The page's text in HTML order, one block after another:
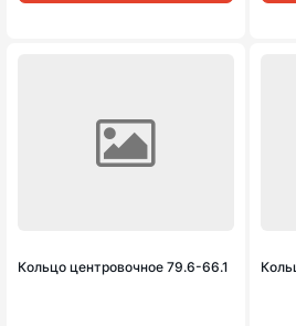
Кольцо центровочное 79.6-66.1